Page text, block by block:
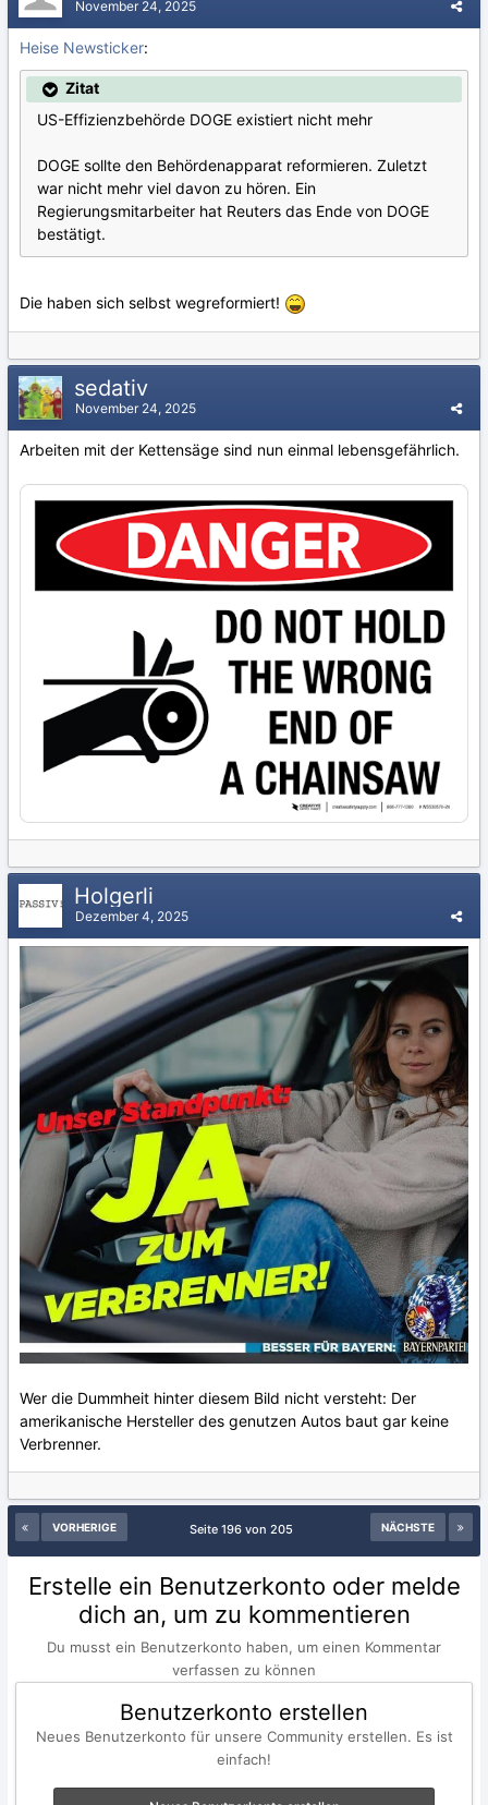
November 24, 2025
Heise Newsticker:
Zitat
US-Effizienzbehörde DOGE existiert nicht mehr
DOGE sollte den Behördenapparat reformieren. Zuletzt
war nicht mehr viel davon zu hören. Ein
Regierungsmitarbeiter hat Reuters das Ende von DOGE
bestätigt.
Die haben sich selbst wegreformiert!
sedativ
November 24, 2025
Arbeiten mit der Kettensäge sind nun einmal lebensgefährlich.
Holgerli
Dezember 4, 2025
Wer die Dummheit hinter diesem Bild nicht versteht: Der
amerikanische Hersteller des genutzen Autos baut gar keine
Verbrenner.
VORHERIGE NÄCHSTE
Seite 196 von 205
Erstelle ein Benutzerkonto oder melde
dich an, um zu kommentieren
Du musst ein Benutzerkonto haben, um einen Kommentar
verfassen zu können
Benutzerkonto erstellen
Neues Benutzerkonto für unsere Community erstellen. Es ist
einfach!